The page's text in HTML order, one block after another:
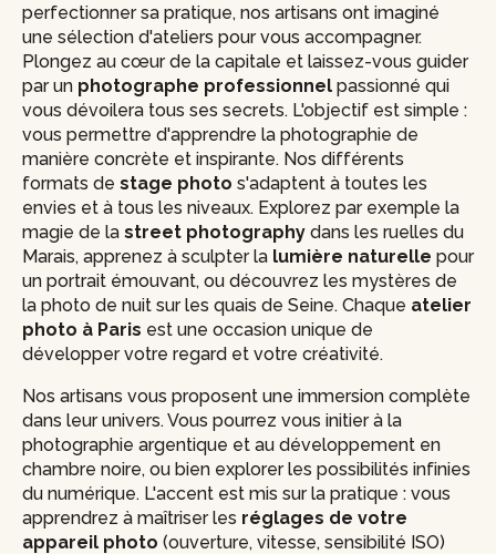
perfectionner sa pratique, nos artisans ont imaginé
une sélection d'ateliers pour vous accompagner.
Plongez au cœur de la capitale et laissez-vous guider
par un photographe professionnel passionné qui
vous dévoilera tous ses secrets. L'objectif est simple :
vous permettre d'apprendre la photographie de
manière concrète et inspirante. Nos différents
formats de stage photo s'adaptent à toutes les
envies et à tous les niveaux. Explorez par exemple la
magie de la street photography dans les ruelles du
Marais, apprenez à sculpter la lumière naturelle pour
un portrait émouvant, ou découvrez les mystères de
la photo de nuit sur les quais de Seine. Chaque atelier
photo à Paris est une occasion unique de
développer votre regard et votre créativité.
Nos artisans vous proposent une immersion complète
dans leur univers. Vous pourrez vous initier à la
photographie argentique et au développement en
chambre noire, ou bien explorer les possibilités infinies
du numérique. L'accent est mis sur la pratique : vous
apprendrez à maîtriser les réglages de votre
appareil photo (ouverture, vitesse, sensibilité ISO)